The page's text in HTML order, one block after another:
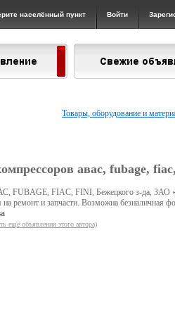
населённый пункт Войти
Товары, оборудование и
авас, fubage,
FUBAGE, FIAC, FINI, Бежецкого з-да, ЗАО
на ремонт и запчасти. Возможна безналичная
ещё объявления этого автора)